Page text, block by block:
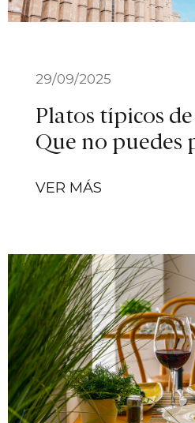
29/09/2025
Platos típicos
Que no puedes
VER MÁS